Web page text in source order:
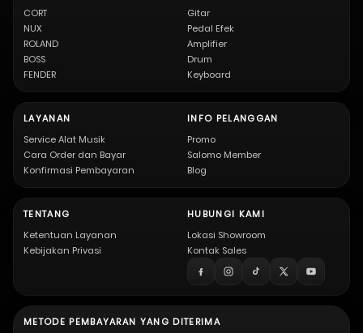
CORT
NUX
ROLAND
BOSS
FENDER
Gitar
Pedal Efek
Amplifier
Drum
Keyboard
LAYANAN
Service Alat Musik
Cara Order dan Bayar
Konfirmasi Pembayaran
INFO PELANGGAN
Promo
Salomo Member
Blog
TENTANG
Ketentuan Layanan
Kebijakan Privasi
HUBUNGI KAMI
Lokasi Showroom
Kontak Sales
METODE PEMBAYARAN YANG DITERIMA